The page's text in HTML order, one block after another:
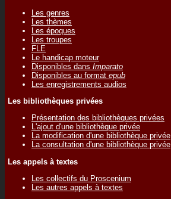
Les genres
Les thèmes
Les époques
Les troupes
FLE
Le handicap moteur
Disponibles dans Imparato
Disponibles au format epub
Les enregistrements audios
Les bibliothèques privées
Présentation des bibliothèques privées
L'ajout d'une bibliothèque privée
La modification d'une bibliothèque privée
La consultation d'une bibliothèque privée
Les appels à textes
Les collectifs du Proscenium
Les autres appels à textes